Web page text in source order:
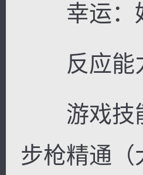
幸运：
反应能
游戏技能
步枪精通